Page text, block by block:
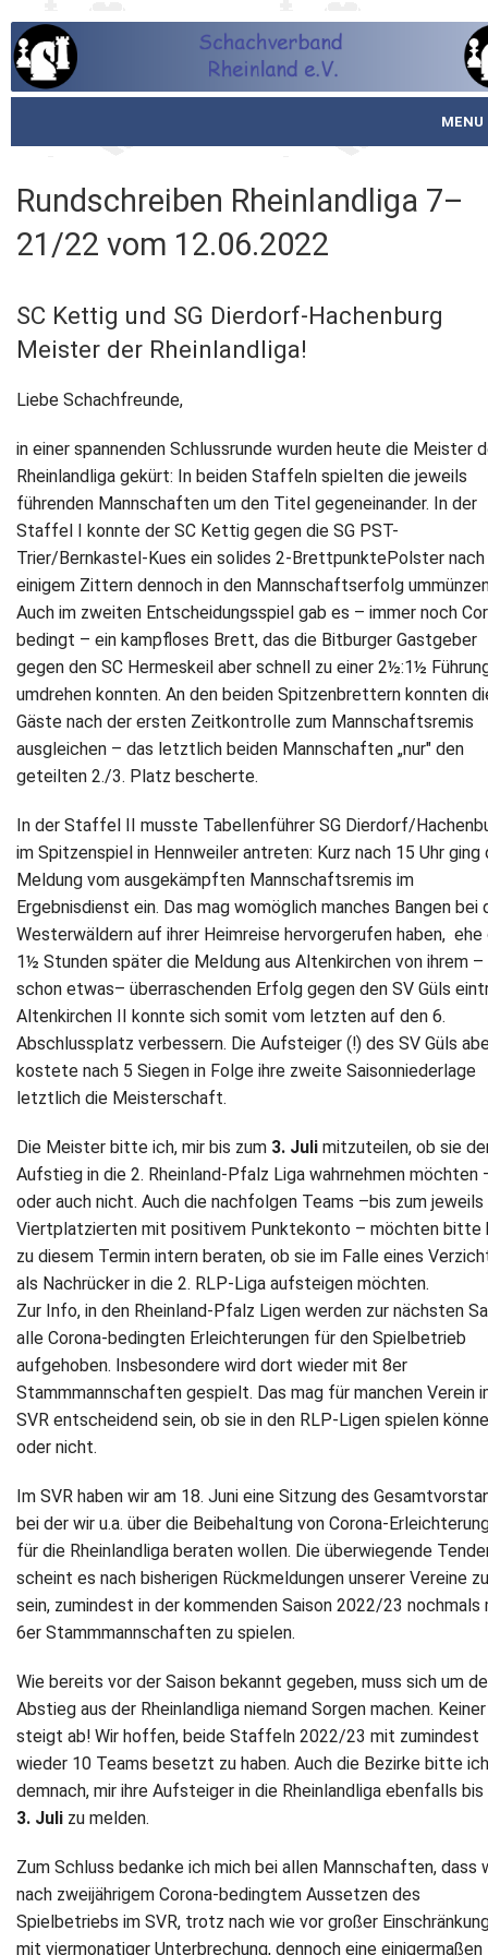
MENU
Schachjugend
Service
Newsletter
Kontakt
Impressum
Datenschutz
Rundschreiben Rheinlandliga 7–
21/22 vom 12.06.2022
SC Kettig und SG Dierdorf-Hachenburg
Meister der Rheinlandliga!
Liebe Schachfreunde,
in einer spannenden Schlussrunde wurden heute die Meister
Rheinlandliga gekürt: In beiden Staffeln spielten die jeweils
führenden Mannschaften um den Titel gegeneinander. In der
Staffel I konnte der SC Kettig gegen die SG PST-
Trier/Bernkastel-Kues ein solides 2-BrettpunktePolster nach
einigem Zittern dennoch in den Mannschaftserfolg
Auch im zweiten Entscheidungsspiel gab es – immer noch
bedingt – ein kampfloses Brett, das die Bitburger Gastgeber
gegen den SC Hermeskeil aber schnell zu einer 2½:1½
umdrehen konnten. An den beiden Spitzenbrettern konnten
Gäste nach der ersten Zeitkontrolle zum Mannschaftsremis
ausgleichen – das letztlich beiden Mannschaften „nur" den
geteilten 2./3. Platz bescherte.
In der Staffel II musste Tabellenführer SG Dierdorf/
im Spitzenspiel in Hennweiler antreten: Kurz nach 15 Uhr ging
Meldung vom ausgekämpften Mannschaftsremis im
Ergebnisdienst ein. Das mag womöglich manches Bangen bei
Westerwäldern auf ihrer Heimreise hervorgerufen haben, ehe
1½ Stunden später die Meldung aus Altenkirchen von ihrem –
schon etwas– überraschenden Erfolg gegen den SV Güls
Altenkirchen II konnte sich somit vom letzten auf den 6.
Abschlussplatz verbessern. Die Aufsteiger (!) des SV Güls
kostete nach 5 Siegen in Folge ihre zweite Saisonniederlage
letztlich die Meisterschaft.
Die Meister bitte ich, mir bis zum 3. Juli mitzuteilen, ob sie
Aufstieg in die 2. Rheinland-Pfalz Liga wahrnehmen möchten
oder auch nicht. Auch die nachfolgen Teams –bis zum jeweils
Viertplatzierten mit positivem Punktekonto – möchten bitte
zu diesem Termin intern beraten, ob sie im Falle eines
als Nachrücker in die 2. RLP-Liga aufsteigen möchten.
Zur Info, in den Rheinland-Pfalz Ligen werden zur nächsten
alle Corona-bedingten Erleichterungen für den Spielbetrieb
aufgehoben. Insbesondere wird dort wieder mit 8er
Stammmannschaften gespielt. Das mag für manchen Verein
SVR entscheidend sein, ob sie in den RLP-Ligen spielen
oder nicht.
Im SVR haben wir am 18. Juni eine Sitzung des
bei der wir u.a. über die Beibehaltung von Corona-
für die Rheinlandliga beraten wollen. Die überwiegende
scheint es nach bisherigen Rückmeldungen unserer Vereine zu
sein, zumindest in der kommenden Saison 2022/23 nochmals
6er Stammmannschaften zu spielen.
Wie bereits vor der Saison bekannt gegeben, muss sich um
Abstieg aus der Rheinlandliga niemand Sorgen machen. Keiner
steigt ab! Wir hoffen, beide Staffeln 2022/23 mit zumindest
wieder 10 Teams besetzt zu haben. Auch die Bezirke bitte ich
demnach, mir ihre Aufsteiger in die Rheinlandliga ebenfalls bis
3. Juli zu melden.
Zum Schluss bedanke ich mich bei allen Mannschaften, dass
nach zweijährigem Corona-bedingtem Aussetzen des
Spielbetriebs im SVR, trotz nach wie vor großer
mit viermonatiger Unterbrechung, dennoch eine einigermaßen